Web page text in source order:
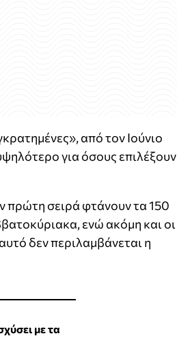
από τον Ιούνιο
για όσους επιλέξουν
πρώτη σειρά φτάνουν τα 150
ενώ ακόμη και οι
δεν περιλαμβάνεται η
με τα